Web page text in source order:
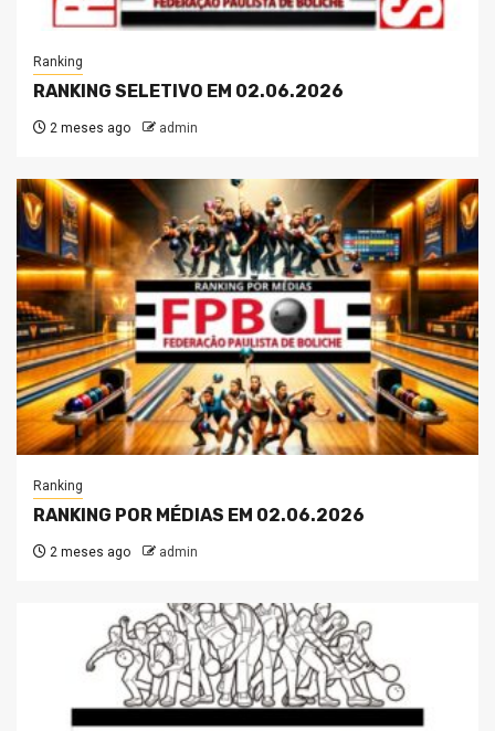
Ranking
RANKING SELETIVO EM 02.06.2026
2 meses ago admin
Ranking
RANKING POR MÉDIAS EM 02.06.2026
2 meses ago admin